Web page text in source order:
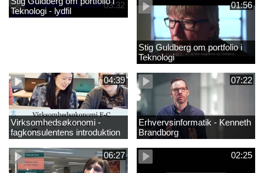
03:32
Teknologi - lydfil
01:56
Stig Guldberg om portfolio i
Teknologi
04:39
Virksomhedsøkonomi -
fagkonsulentens introduktion
til faget 2
07:22
Erhvervsinformatik - Kenneth
Brandborg
06:27 02:25